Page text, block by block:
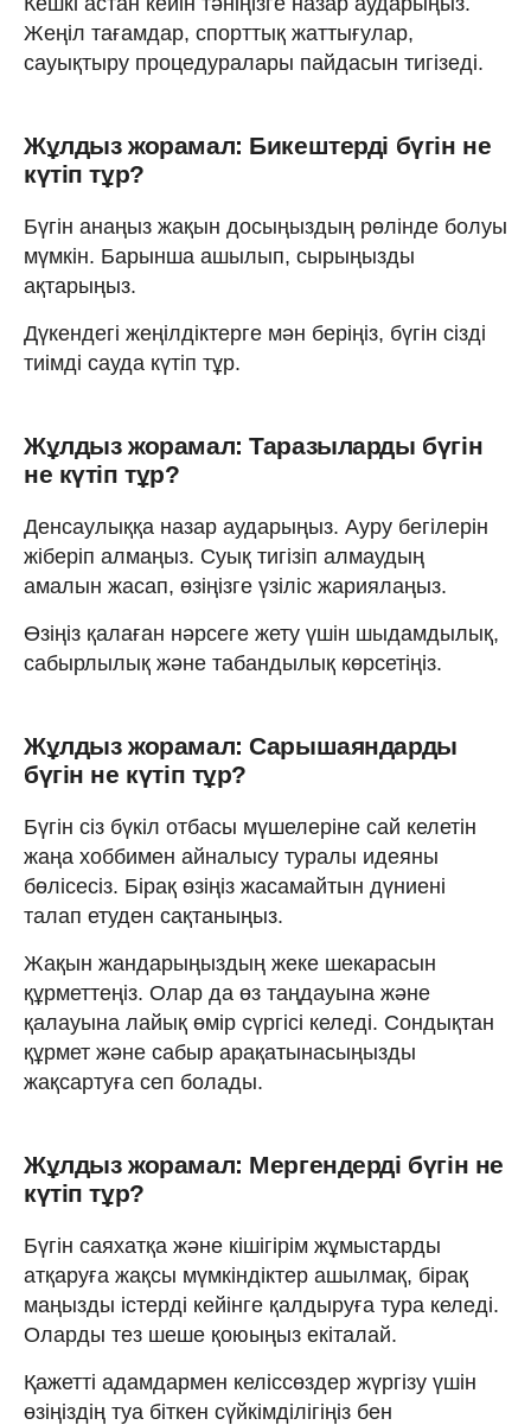
Жеңіл тағамдар, спорттық жаттығулар,
сауықтыру процедуралары пайдасын тигізеді.
Жұлдыз жорамал: Бикештерді бүгін не
күтіп тұр?
Бүгін анаңыз жақын досыңыздың рөлінде болуы
мүмкін. Барынша ашылып, сырыңызды
ақтарыңыз.
Дүкендегі жеңілдіктерге мән беріңіз, бүгін сізді
тиімді сауда күтіп тұр.
Жұлдыз жорамал: Таразыларды бүгін
не күтіп тұр?
Денсаулыққа назар аударыңыз. Ауру бегілерін
жіберіп алмаңыз. Суық тигізіп алмаудың
амалын жасап, өзіңізге үзіліс жариялаңыз.
Өзіңіз қалаған нәрсеге жету үшін шыдамдылық,
сабырлылық және табандылық көрсетіңіз.
Жұлдыз жорамал: Сарышаяндарды
бүгін не күтіп тұр?
Бүгін сіз бүкіл отбасы мүшелеріне сай келетін
жаңа хоббимен айналысу туралы идеяны
бөлісесіз. Бірақ өзіңіз жасамайтын дүниені
талап етуден сақтаныңыз.
Жақын жандарыңыздың жеке шекарасын
құрметтеңіз. Олар да өз таңдауына және
қалауына лайық өмір сүргісі келеді. Сондықтан
құрмет және сабыр арақатынасыңызды
жақсартуға сеп болады.
Жұлдыз жорамал: Мергендерді бүгін не
күтіп тұр?
Бүгін саяхатқа және кішігірім жұмыстарды
атқаруға жақсы мүмкіндіктер ашылмақ, бірақ
маңызды істерді кейінге қалдыруға тура келеді.
Оларды тез шеше қоюыңыз екіталай.
Қажетті адамдармен келіссөздер жүргізу үшін
өзіңіздің туа біткен сүйкімділігіңіз бен